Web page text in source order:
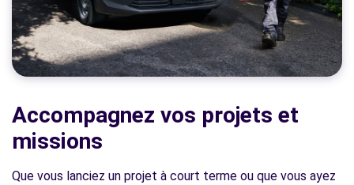
Accompagnez vos projets et
missions
Que vous lanciez un projet à court terme ou que vous ayez